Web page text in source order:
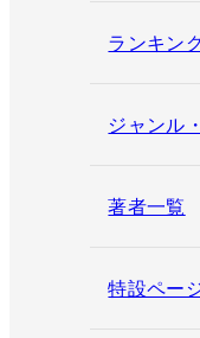
ランキン
ジャンル
著者一覧
特設ペー